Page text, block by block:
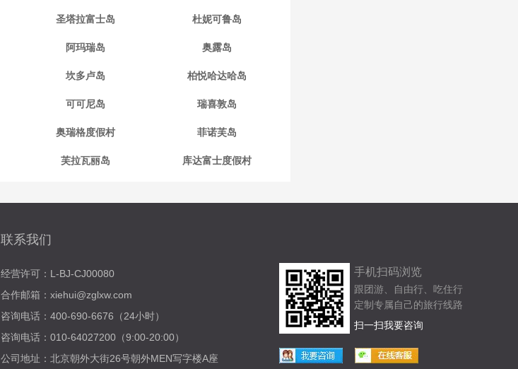
圣塔拉富士岛 杜妮可鲁岛
阿玛瑞岛 奥露岛
坎多卢岛 柏悦哈达哈岛
可可尼岛 瑞喜敦岛
奥瑞格度假村 菲诺芙岛
芙拉瓦丽岛 库达富士度假村
联系我们
经营许可：L-BJ-CJ00080
合作邮箱：xiehui@zglxw.com
咨询电话：400-690-6676（24小时）
咨询电话：010-64027200（9:00-20:00）
公司地址：北京朝外大街26号朝外MEN写字楼A座
手机扫码浏览
跟团游、自由行、吃住行
定制专属自己的旅行线路
扫一扫我要咨询